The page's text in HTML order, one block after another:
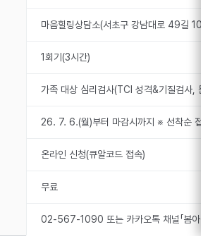
마음힐링상담소(서초구 강남대로 49길 10)
1회기(3시간)
가족 대상 심리검사(TCI 성격&기질검사, 문
26. 7. 6.(월)부터 마감시까지 ※ 선착순 접수
온라인 신청(큐알코드 접속)
무료
02-567-1090 또는 카카오톡 채널「봄아동청